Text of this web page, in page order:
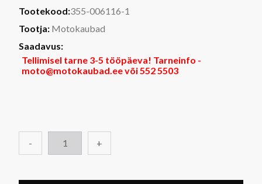
Tootekood:355-006116-1
Tootja: Motokaubad
Saadavus:
Tellimisel tarne 3-5 tööpäeva! Tarneinfo -
moto@motokaubad.ee või 552 5503
- +